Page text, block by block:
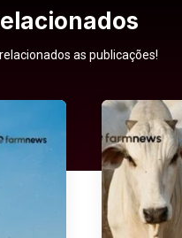
as publicações!